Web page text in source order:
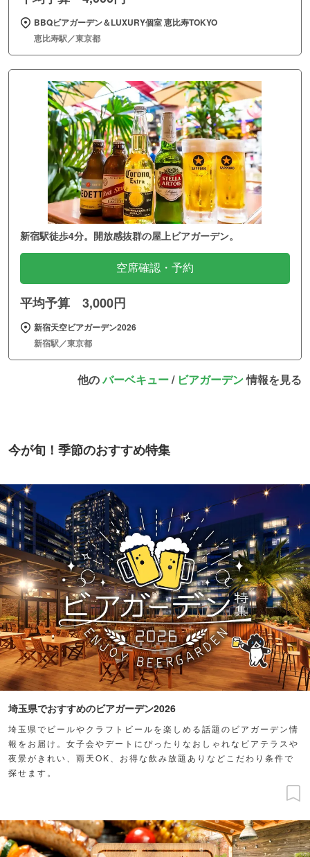
BBQビアガーデン＆LUXURY個室 恵比寿TOKYO
恵比寿駅／東京都
新宿駅徒歩4分。開放感抜群の屋上ビアガーデン。
空席確認・予約
平均予算 3,000円
新宿天空ビアガーデン2026
新宿駅／東京都
他のバーベキュー/ ビアガーデン情報を見る
今が旬！季節のおすすめ特集
埼玉県でおすすめのビアガーデン2026
埼玉県でビールやクラフトビールを楽しめる話題のビアガーデン情
報をお届け。女子会やデートにぴったりなおしゃれなビアテラスや
夜景がきれい、雨天OK、お得な飲み放題ありなどこだわり条件で
探せます。